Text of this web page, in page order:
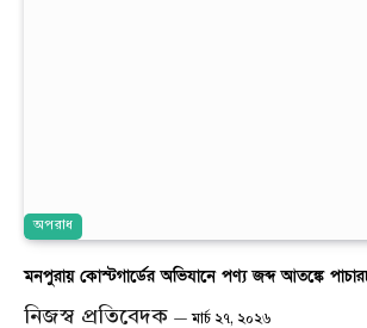
অপরাধ
মনপুরায় কোস্টগার্ডের অভিযানে পণ্য জব্দ আতঙ্কে
নিজস্ব প্রতিবেদক মার্চ ২৭, ২০২৬